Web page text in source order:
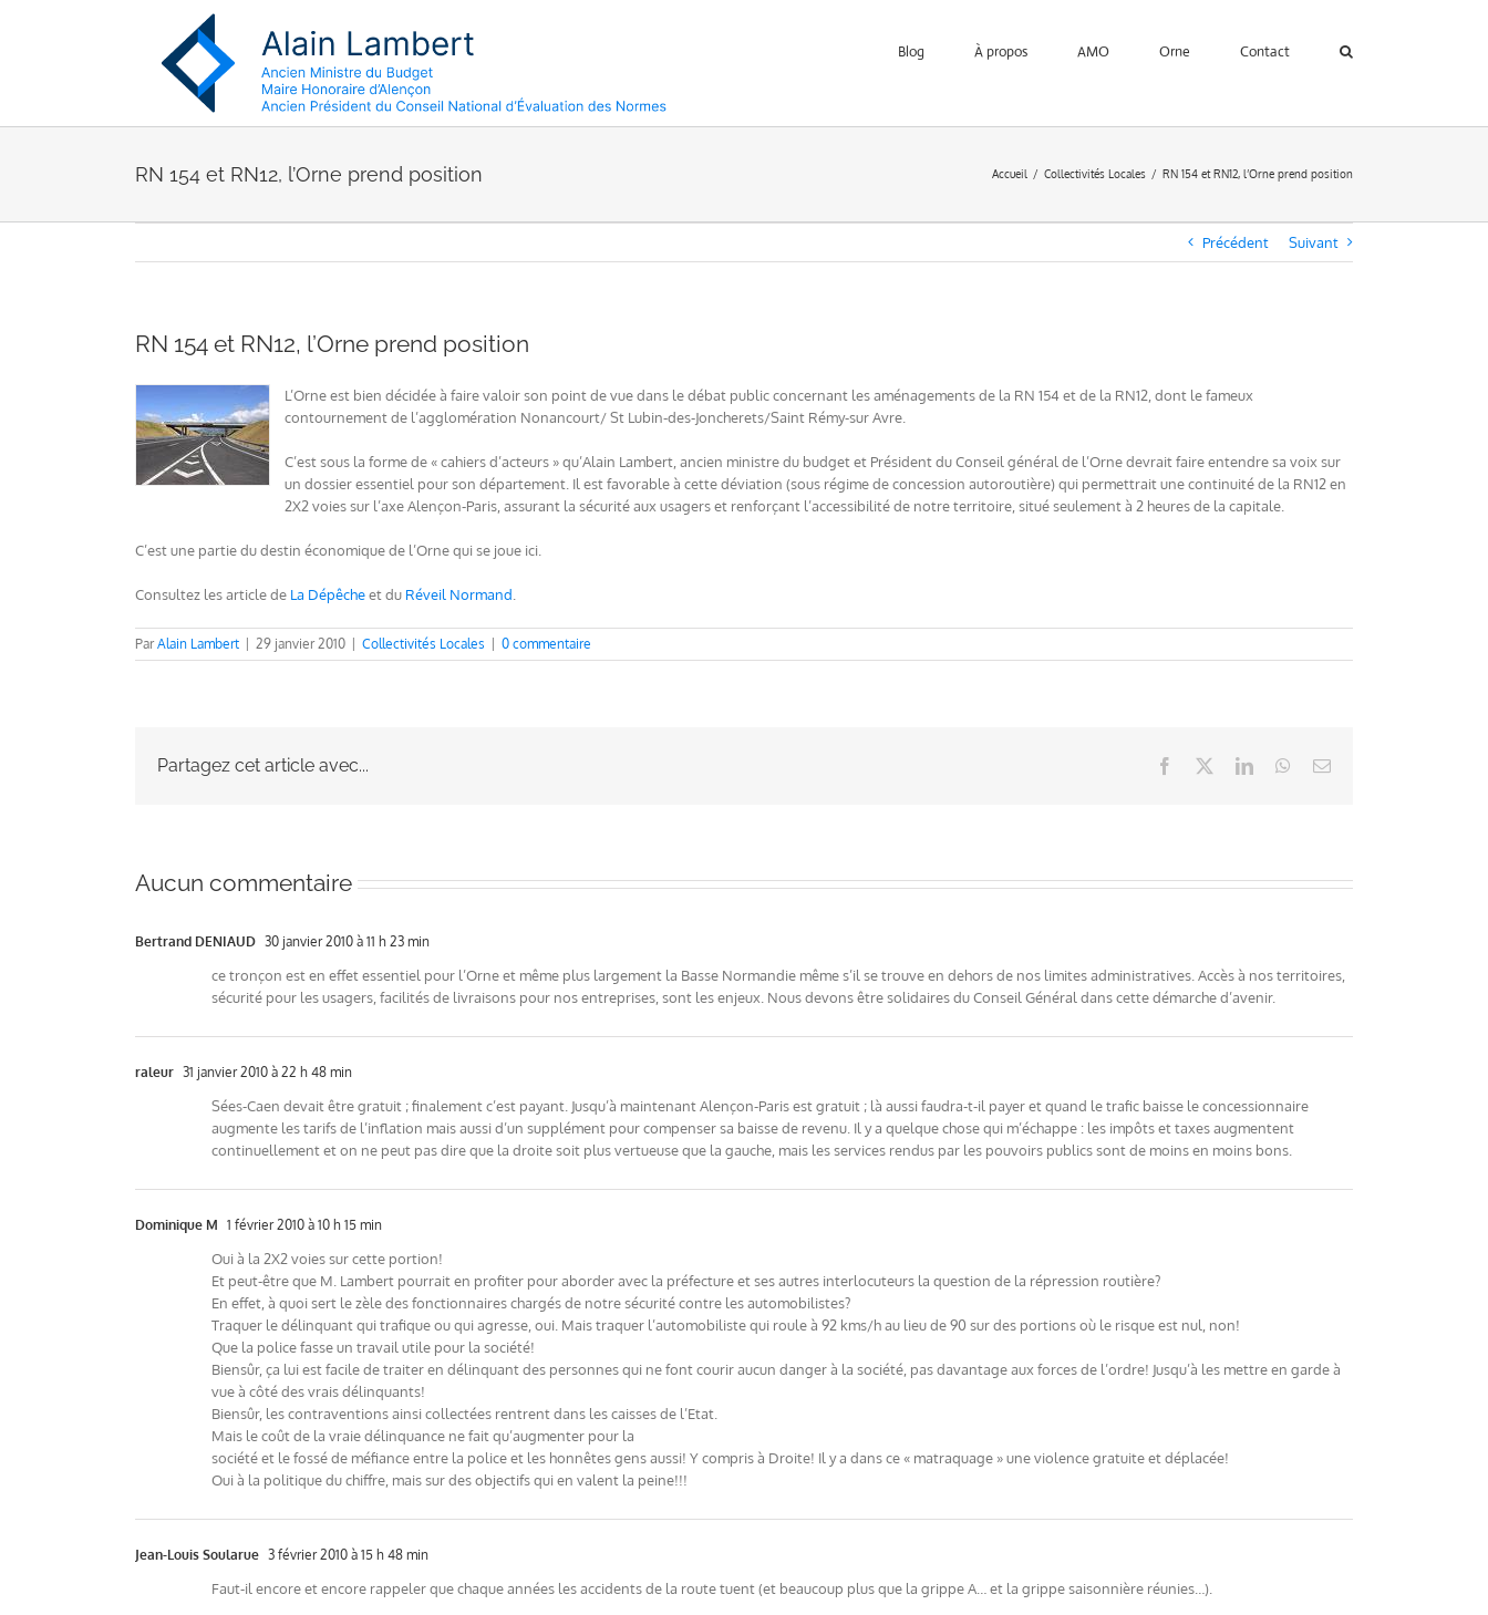
Blog À propos AMO Orne Contact
RN 154 et RN12, l’Orne prend position Accueil Collectivités Locales RN 154 et RN12, l’Orne prend position
Précédent Suivant
RN 154 et RN12, l’Orne prend position
L’Orne est bien décidée à faire valoir son point de vue dans le débat public concernant les aménagements de la RN 154 et de la RN12, dont le fameux
contournement de l’agglomération Nonancourt/ St Lubin-des-Joncherets/Saint Rémy-sur Avre.
C’est sous la forme de « cahiers d’acteurs » qu’Alain Lambert, ancien ministre du budget et Président du Conseil général de l’Orne devrait faire entendre sa voix sur
un dossier essentiel pour son département. Il est favorable à cette déviation (sous régime de concession autoroutière) qui permettrait une continuité de la RN12 en
2X2 voies sur l’axe Alençon-Paris, assurant la sécurité aux usagers et renforçant l’accessibilité de notre territoire, situé seulement à 2 heures de la capitale.
C’est une partie du destin économique de l’Orne qui se joue ici.
Consultez les article de La Dépêcheet du Réveil Normand
ParAlain Lambert 29 janvier 2010 Collectivités Locales 0 commentaire
Partagez cet article avec... Facebook LinkedInWhatsApp
Email
Aucun commentaire
Bertrand DENIAUD 30 janvier 2010 à 11 h 23 min
ce tronçon est en effet essentiel pour l’Orne et même plus largement la Basse Normandie même s’il se trouve en dehors de nos limites administratives. Accès à nos territoires,
sécurité pour les usagers, facilités de livraisons pour nos entreprises, sont les enjeux. Nous devons être solidaires du Conseil Général dans cette démarche d’avenir.
raleur 31 janvier 2010 à 22 h 48 min
Sées-Caen devait être gratuit ; finalement c’est payant. Jusqu’à maintenant Alençon-Paris est gratuit ; là aussi faudra-t-il payer et quand le trafic baisse le concessionnaire
augmente les tarifs de l’inflation mais aussi d’un supplément pour compenser sa baisse de revenu. Il y a quelque chose qui m’échappe : les impôts et taxes augmentent
continuellement et on ne peut pas dire que la droite soit plus vertueuse que la gauche, mais les services rendus par les pouvoirs publics sont de moins en moins bons.
Dominique M 1 février 2010 à 10 h 15 min
Oui à la 2X2 voies sur cette portion!
Et peut-être que M. Lambert pourrait en profiter pour aborder avec la préfecture et ses autres interlocuteurs la question de la répression routière?
En effet, à quoi sert le zèle des fonctionnaires chargés de notre sécurité contre les automobilistes?
Traquer le délinquant qui trafique ou qui agresse, oui. Mais traquer l’automobiliste qui roule à 92 kms/h au lieu de 90 sur des portions où le risque est nul, non!
Que la police fasse un travail utile pour la société!
Biensûr, ça lui est facile de traiter en délinquant des personnes qui ne font courir aucun danger à la société, pas davantage aux forces de l’ordre! Jusqu’à les mettre en garde à
vue à côté des vrais délinquants!
Biensûr, les contraventions ainsi collectées rentrent dans les caisses de l’Etat.
Mais le coût de la vraie délinquance ne fait qu’augmenter pour la
société et le fossé de méfiance entre la police et les honnêtes gens aussi! Y compris à Droite! Il y a dans ce « matraquage » une violence gratuite et déplacée!
Oui à la politique du chiffre, mais sur des objectifs qui en valent la peine!!!
Jean-Louis Soularue 3 février 2010 à 15 h 48 min
Faut-il encore et encore rappeler que chaque années les accidents de la route tuent (et beaucoup plus que la grippe A… et la grippe saisonnière réunies…).